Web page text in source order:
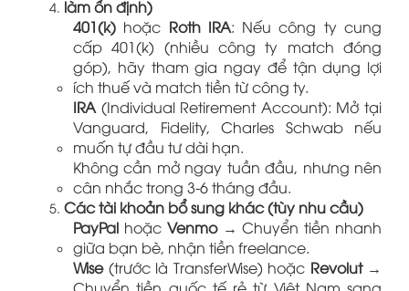
làm ổn định)
401(k) hoặc Roth IRA: Nếu công ty cung
cấp 401(k) (nhiều công ty match đóng
góp), hãy tham gia ngay để tận dụng lợi
ích thuế và match tiền từ công ty.
IRA (Individual Retirement Account): Mở tại
Vanguard, Fidelity, Charles Schwab nếu
muốn tự đầu tư dài hạn.
Không cần mở ngay tuần đầu, nhưng nên
cân nhắc trong 3-6 tháng đầu.
Các tài khoản bổ sung khác (tùy nhu cầu)
PayPal hoặc Venmo→ Chuyển tiền nhanh
giữa bạn bè, nhận tiền freelance.
Wise(trước là TransferWise) hoặc Revolut→